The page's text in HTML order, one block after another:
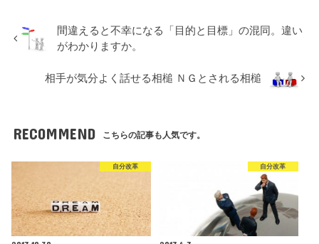
間違えると不幸になる「目的と目標」の混同。違い
がわかりますか。
相手が気分よく話せる相槌 ＮＧとされる相槌
RECOMMEND こちらの記事も人気です。
自分改革 自分改革